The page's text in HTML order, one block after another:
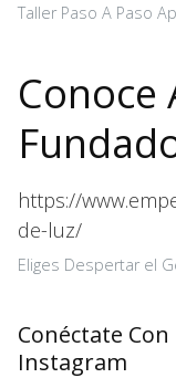
Taller Paso A Paso
Conoce
https://
de-luz/
Eliges Despertar el
Conéctate
Instagram